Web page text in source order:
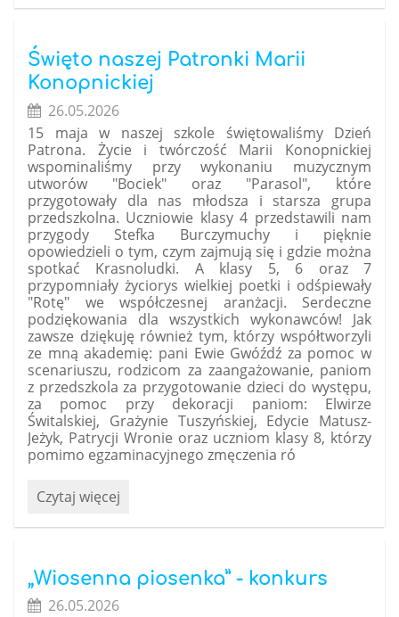
w
Radzionkowie:
Święto naszej Patronki Marii
Konopnickiej
26.05.2026
15 maja w naszej szkole świętowaliśmy Dzień
Patrona. Życie i twórczość Marii Konopnickiej
wspominaliśmy przy wykonaniu muzycznym
utworów "Bociek" oraz "Parasol", które
przygotowały dla nas młodsza i starsza grupa
przedszkolna. Uczniowie klasy 4 przedstawili nam
przygody Stefka Burczymuchy i pięknie
opowiedzieli o tym, czym zajmują się i gdzie można
spotkać Krasnoludki. A klasy 5, 6 oraz 7
przypomniały życiorys wielkiej poetki i odśpiewały
"Rotę" we współczesnej aranżacji. Serdeczne
podziękowania dla wszystkich wykonawców! Jak
zawsze dziękuję również tym, którzy współtworzyli
ze mną akademię: pani Ewie Gwóźdź za pomoc w
scenariuszu, rodzicom za zaangażowanie, paniom
z przedszkola za przygotowanie dzieci do występu,
za pomoc przy dekoracji paniom: Elwirze
Świtalskiej, Grażynie Tuszyńskiej, Edycie Matusz-
Jeżyk, Patrycji Wronie oraz uczniom klasy 8, którzy
pomimo egzaminacyjnego zmęczenia ró
Święto
Patronki
Konopnickiej:
Czytaj więcej
„Wiosenna piosenka” - konkurs
26.05.2026